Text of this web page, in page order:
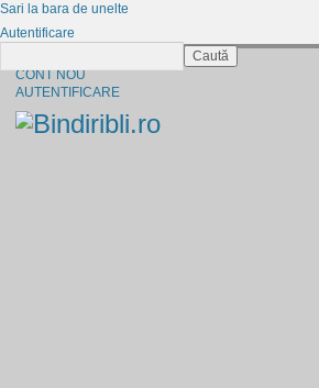
CONT NOU
AUTENTIFICARE
Sari la bara de unelte
Autentificare
Caută